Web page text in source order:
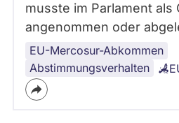
musste im Parlament als
angenommen oder
EU-Mercosur-Abkommen
Abstimmungsverhalten